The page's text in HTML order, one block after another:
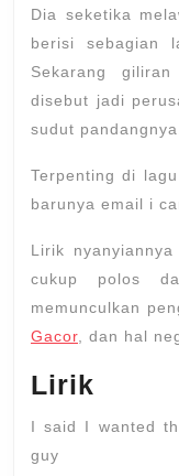
Dia seketika
berisi sebagian
Sekarang
disebut jadi
sudut pandangnya.
Terpenting di
barunya email i
Lirik
cukup polos
memunculkan
Gacor , dan hal
Lirik
I said I wanted
guy